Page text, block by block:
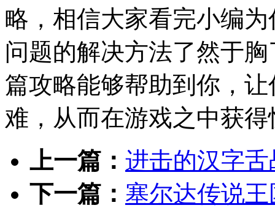
略，相信大家看完小编
问题的解决方法了然于
篇攻略能够帮助到你，
难，从而在游戏之中获得
上一篇： 进击的汉字
下一篇： 塞尔达传说